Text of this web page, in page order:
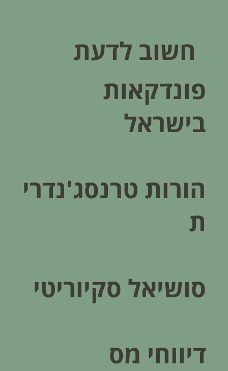
חשוב לדעת
פונדקאות
בישראל
הורות טרנסג'נדרי
ת
סושיאל סקיוריטי
דיווחי מס